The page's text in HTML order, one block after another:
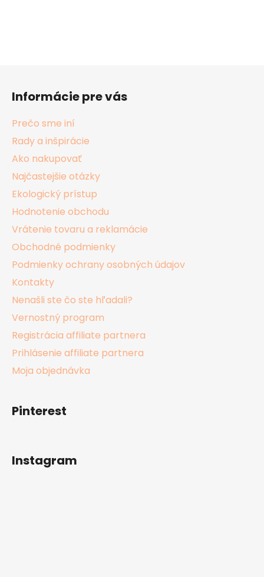
Informácie pre vás
Prečo sme iní
Rady a inšpirácie
Ako nakupovať
Najčastejšie otázky
Ekologický prístup
Hodnotenie obchodu
Vrátenie tovaru a reklamácie
Obchodné podmienky
Podmienky ochrany osobných údajov
Kontakty
Nenašli ste čo ste hľadali?
Vernostný program
Registrácia affiliate partnera
Prihlásenie affiliate partnera
Moja objednávka
Pinterest
Instagram